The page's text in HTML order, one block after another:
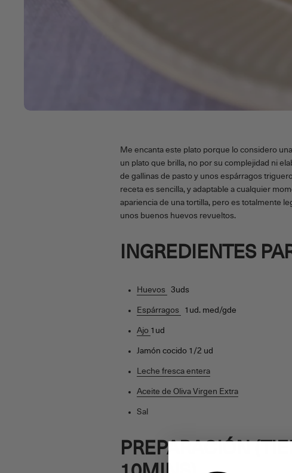
Me encanta este plato porque lo considero
un plato que brilla, no por su complejidad ni
de gallinas de pasto y unos espárragos
receta es sencilla, y adaptable a cualquier
apariencia de una tortilla, pero es totalmente
unos buenos huevos revueltos.
INGREDIENTES
Huevos 3uds
Espárragos 1ud. med/gde
Ajo 1ud
Jamón cocido 1/2 ud
Leche fresca entera
Aceite de Oliva Virgen Extra
Sal
PREPARACIÓN